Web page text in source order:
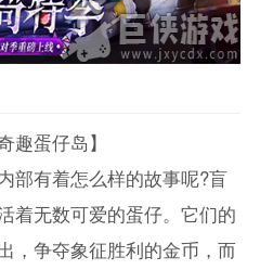
趣蛋仔岛】
部有着怎么样的故事呢?盲
着无数可爱的蛋仔。它们的
，争夺象征胜利的金币，而